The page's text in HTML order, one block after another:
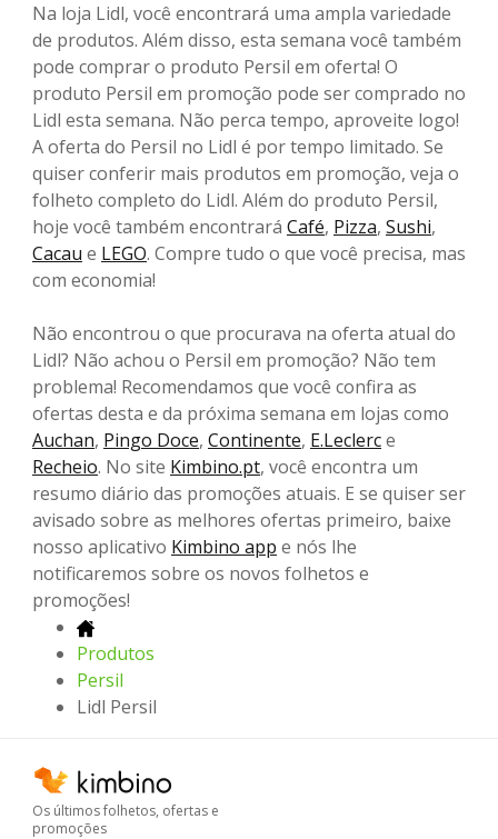
Na loja Lidl, você encontrará uma ampla variedade
de produtos. Além disso, esta semana você também
pode comprar o produto Persil em oferta! O
produto Persil em promoção pode ser comprado no
Lidl esta semana. Não perca tempo, aproveite logo!
A oferta do Persil no Lidl é por tempo limitado. Se
quiser conferir mais produtos em promoção, veja o
folheto completo do Lidl. Além do produto Persil,
hoje você também encontrará Café, Pizza, Sushi,
Cacau e LEGO. Compre tudo o que você precisa, mas
com economia!
Não encontrou o que procurava na oferta atual do
Lidl? Não achou o Persil em promoção? Não tem
problema! Recomendamos que você confira as
ofertas desta e da próxima semana em lojas como
Auchan, Pingo Doce, Continente, E.Leclerce
Recheio. No site Kimbino.pt, você encontra um
resumo diário das promoções atuais. E se quiser ser
avisado sobre as melhores ofertas primeiro, baixe
nosso aplicativo Kimbino app e nós lhe
notificaremos sobre os novos folhetos e
promoções!
Produtos
Persil
Lidl Persil
Os últimos folhetos, ofertas e
promoções